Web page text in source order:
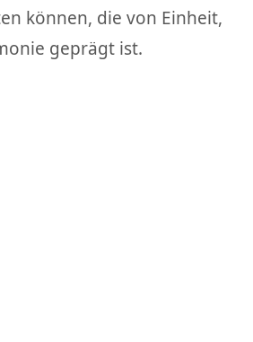
k￶önnen, die von Einheit,
geprägt ist.